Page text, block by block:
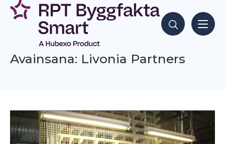
Siirry
sisältöön
Hae sisältöjä
Avainsana: Livonia Partners